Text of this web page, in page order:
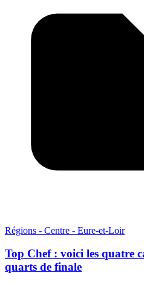
Régions - Centre - Eure-et-Loir
Top Chef : voici les quatre
quarts de finale